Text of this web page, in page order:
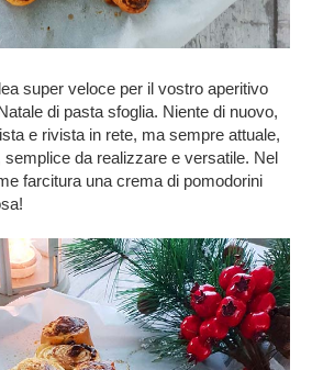
super veloce per il vostro aperitivo
di pasta sfoglia. Niente di nuovo,
e rivista in rete, ma sempre attuale,
semplice da realizzare e versatile. Nel
farcitura una crema di pomodorini